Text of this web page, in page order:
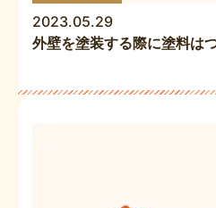
2023.05.29
外壁を塗装する際に塗料は